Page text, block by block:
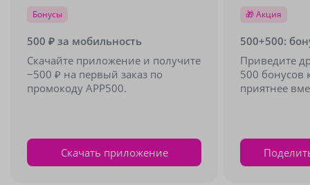
Бонусы
500 ₽ за мобильность
Скачайте приложение и получите
−500 ₽ на первый заказ по
промокоду APP500.
Скачать приложение
🎁 Акция
500+500:
Приведите
500 бонусов
приятнее